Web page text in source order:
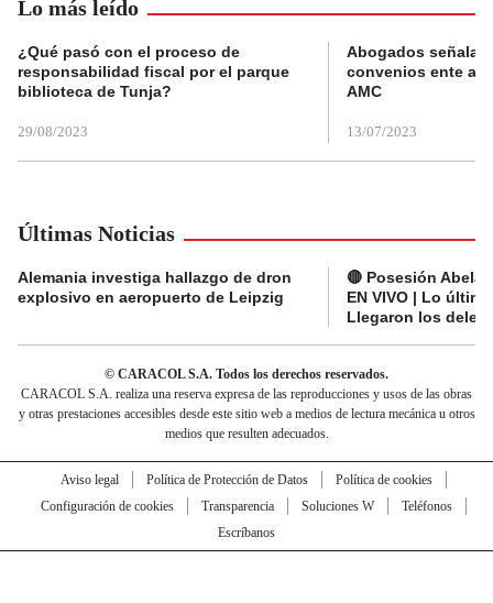
Lo más leído
¿Qué pasó con el proceso de
responsabilidad fiscal por el parque
biblioteca de Tunja?
29/08/2023
Abogados
convenios ente
AMC
13/07/2023
Últimas Noticias
Alemania investiga hallazgo de dron
explosivo en aeropuerto de Leipzig
🔴 Posesión
EN VIVO | Lo
Llegaron los
© CARACOL S.A. Todos los derechos reservados.
CARACOL S.A. realiza una reserva expresa de las reproducciones y usos de las obras
y otras prestaciones accesibles desde este sitio web a medios de lectura mecánica u otros
medios que resulten adecuados.
Aviso legal Política de Protección de Datos
Política de cookies
Configuración de cookies
Transparencia Soluciones W
Teléfonos
Escríbanos